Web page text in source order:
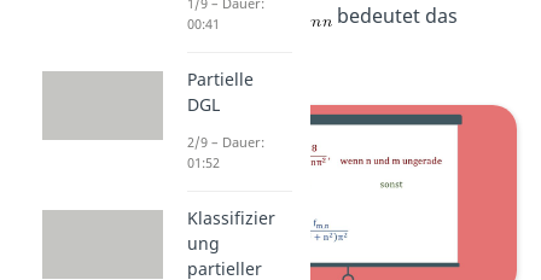
Integral. Für
bedeutet das
00:41
Partielle
DGL
2/9 – Dauer:
01:52
Klassifizier
ung
partieller